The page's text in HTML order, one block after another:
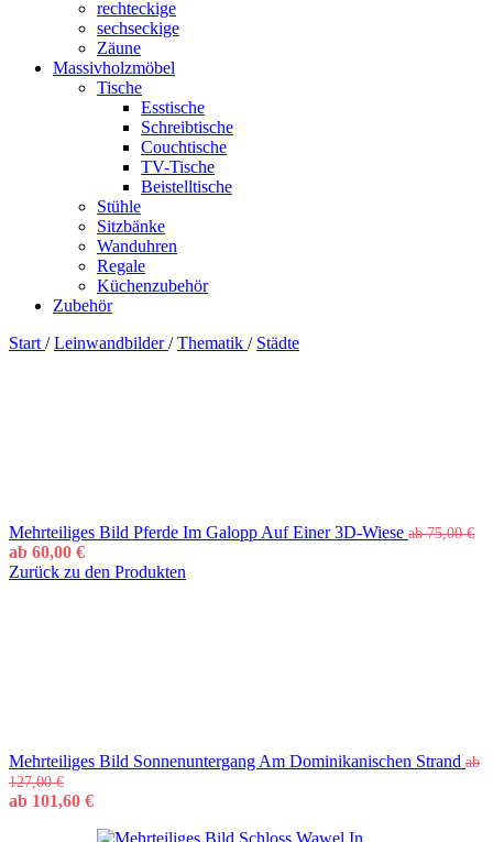
rechteckige
sechseckige
Zäune
Massivholzmöbel
Tische
Esstische
Schreibtische
Couchtische
TV-Tische
Beistelltische
Stühle
Sitzbänke
Wanduhren
Regale
Küchenzubehör
Zubehör
Start / Leinwandbilder/ Thematik / Städte
Mehrteiliges Bild Pferde Im Galopp Auf Einer 3D-Wiese ab75,00€
ab 60,00 €
Zurück zu den Produkten
Mehrteiliges Bild Sonnenuntergang Am Dominikanischen Strand ab
127,00€
ab 101,60 €